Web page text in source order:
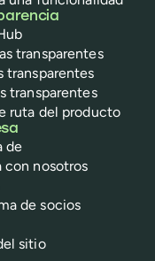
transparentes
transparentes
transparentes
ruta del producto
de
con nosotros
de socios
sitio